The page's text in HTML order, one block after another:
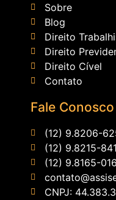
Sobre
Blog
Direito
Direito
Direito Cível
Contato
Fale Conosco
(12) 9.8206-
(12) 9.8215-
(12) 9.8165-
CNPJ: